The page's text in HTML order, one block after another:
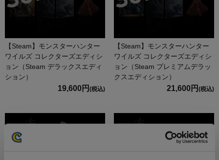
【Steam】モンスターハンター
ワイルズ コレクターズエディシ
ョン（Steam デラックスエディ
ション）
19,600円 (税込)
【Steam】モンスターハンター
ワイルズ コレクターズエディシ
ョン（Steam プレミアムデラッ
クスエディション）
21,600円 (税込)